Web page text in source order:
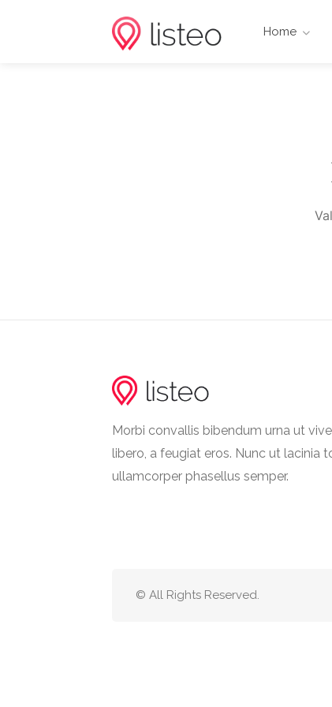
Home
Morbi convallis bibendum urna ut
libero, a feugiat eros. Nunc ut lacinia
ullamcorper phasellus semper.
© All Rights Reserved.